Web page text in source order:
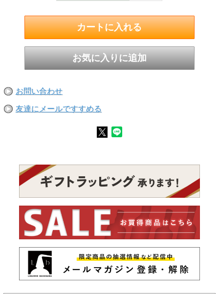
お問い合わせ
友達にメールですすめる